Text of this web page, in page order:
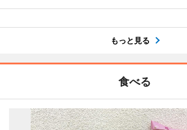
もっと見る
食べる